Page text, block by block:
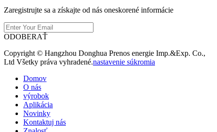
Zaregistrujte sa a získajte od nás oneskorené informácie
ODOBERAŤ
Copyright © Hangzhou Donghua Prenos energie Imp.&Exp. Co.,
Ltd Všetky práva vyhradené.nastavenie súkromia
Domov
O nás
výrobok
Aplikácia
Novinky
Kontaktuj nás